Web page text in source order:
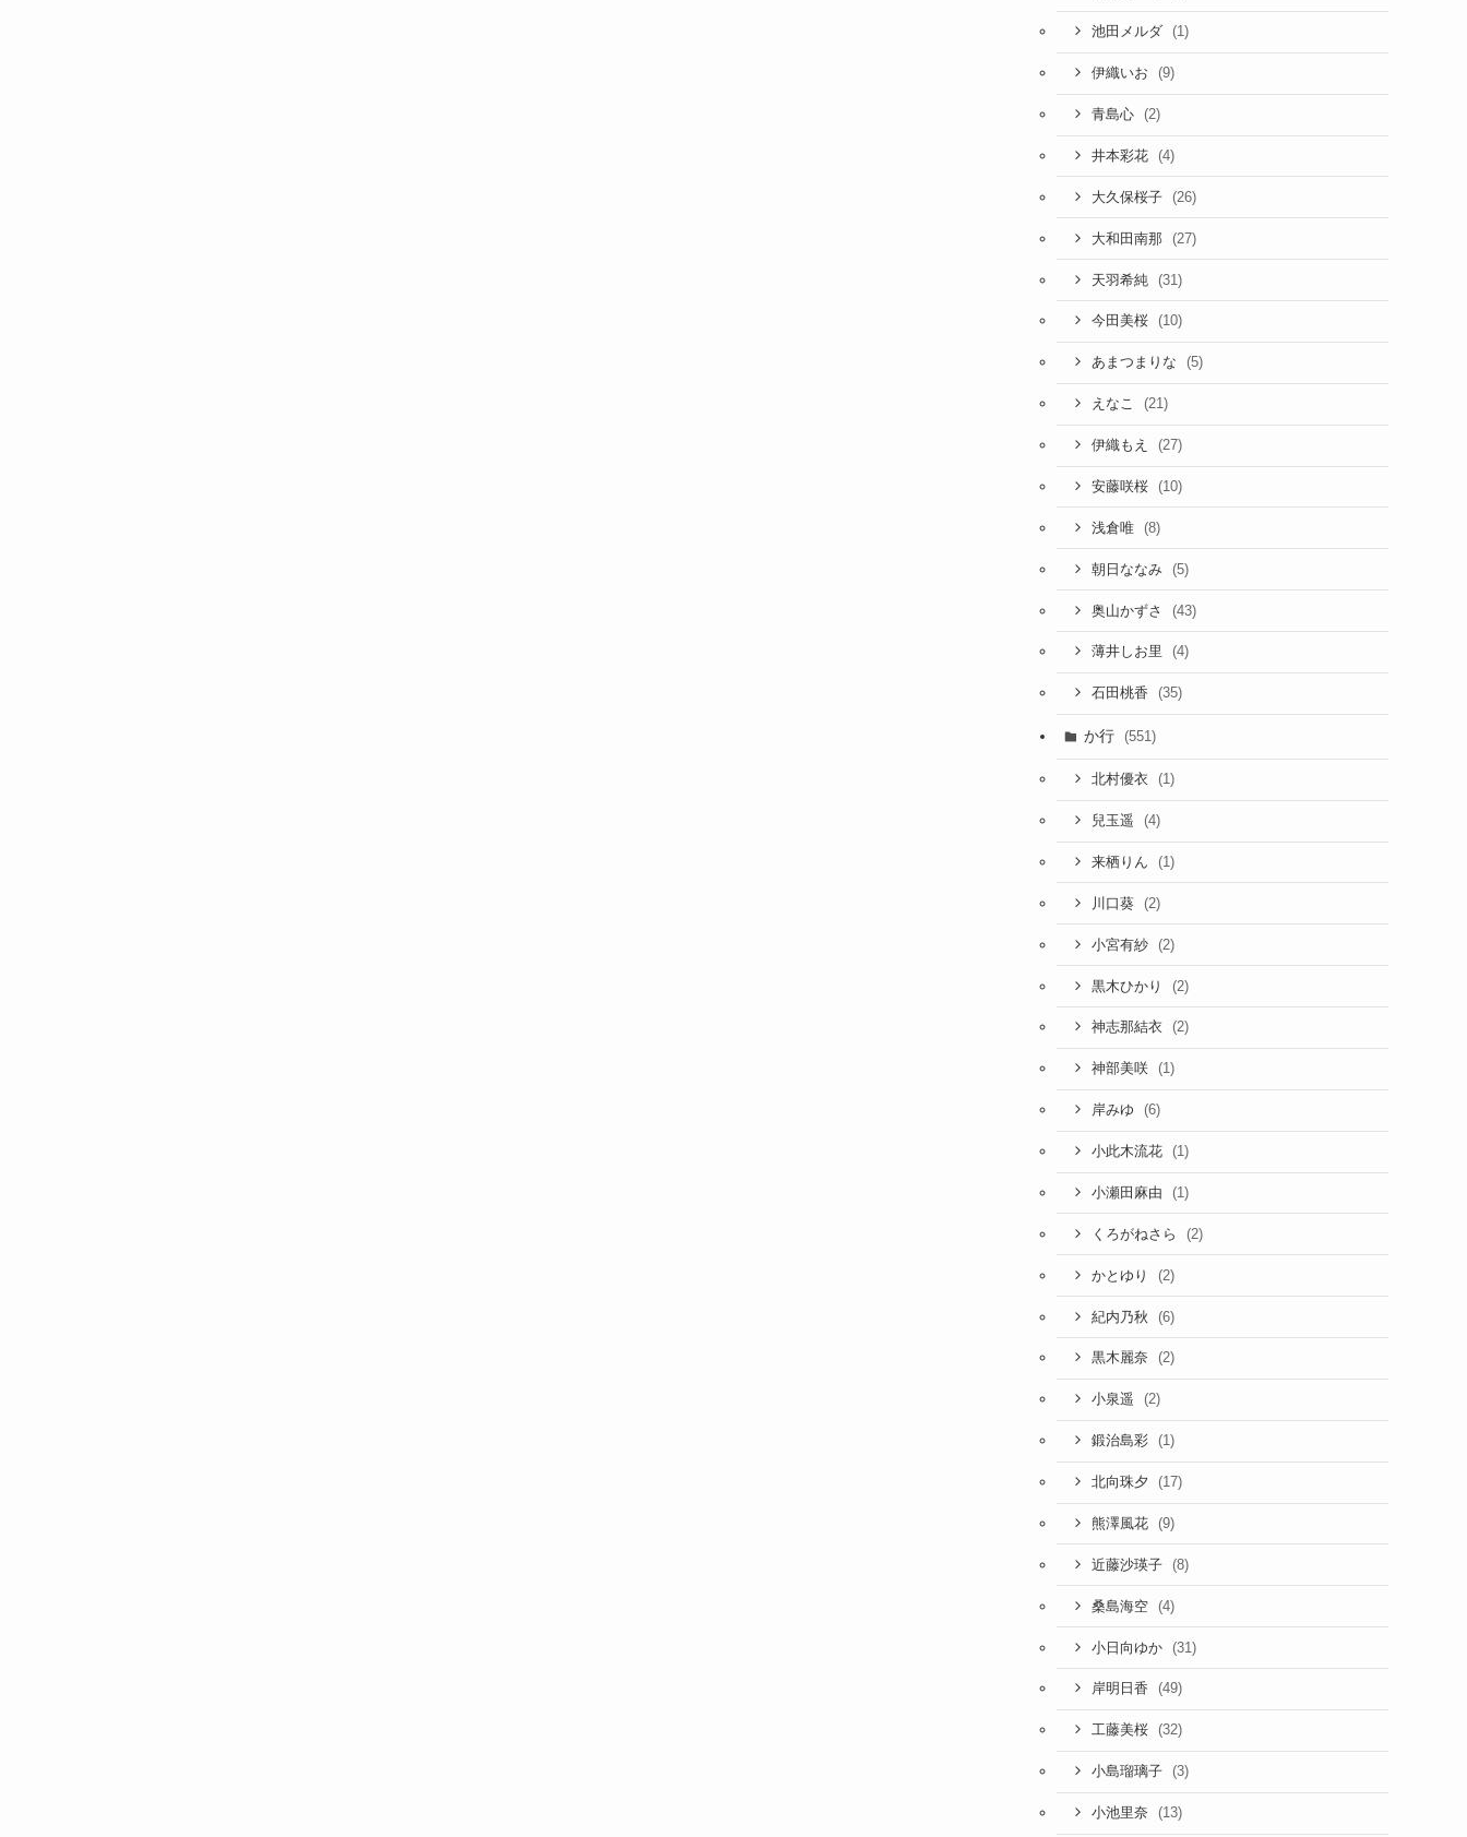
池田メルダ (1)
伊織いお (9)
青島心 (2)
井本彩花 (4)
大久保桜子 (26)
大和田南那 (27)
天羽希純 (31)
今田美桜 (10)
あまつまりな (5)
えなこ (21)
伊織もえ (27)
安藤咲桜 (10)
浅倉唯 (8)
朝日ななみ (5)
奥山かずさ (43)
薄井しお里 (4)
石田桃香 (35)
か行 (551)
北村優衣 (1)
兒玉遥 (4)
来栖りん (1)
川口葵 (2)
小宮有紗 (2)
黒木ひかり (2)
神志那結衣 (2)
神部美咲 (1)
岸みゆ (6)
小此木流花 (1)
小瀬田麻由 (1)
くろがねさら (2)
かとゆり (2)
紀内乃秋 (6)
黒木麗奈 (2)
小泉遥 (2)
鍛治島彩 (1)
北向珠夕 (17)
熊澤風花 (9)
近藤沙瑛子 (8)
桑島海空 (4)
小日向ゆか (31)
岸明日香 (49)
工藤美桜 (32)
小島瑠璃子 (3)
小池里奈 (13)